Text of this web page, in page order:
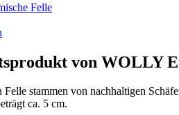
Felle
weist
mehrere
auf.
Die
von WOLLY
stammen von nachhaltigen
ca. 5 cm.